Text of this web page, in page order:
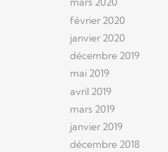
février 2020
janvier 2020
décembre 2019
mai 2019
avril 2019
mars 2019
janvier 2019
décembre 2018